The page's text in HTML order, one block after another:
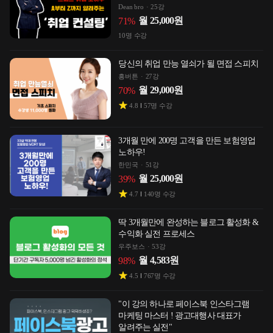
Dean bro 25강
71% 월 25,000원
10명 수강
당신의 취업 만능 열쇠가 될 면접 스피치
흥버튼 27강
70% 월 29,000원
4.8 57명 수강
3개월 만에 200명 고객을 만든 보험영업
노하우!
한민국 51강
39% 월 25,000원
4.7 140명 수강
딱 3개월만에 완성하는 블로그 활성화 &
수익화 실전 프로세스
우주보스 53강
98% 월 4,583원
4.5 767명 수강
"이 강의 하나로 페이스북 인스타그램
마케팅 마스터 ! 광고대행사 대표가
알려주는 실전"